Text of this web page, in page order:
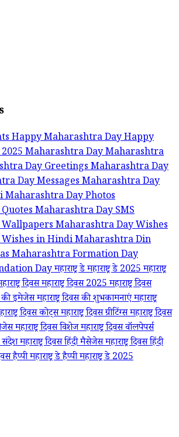
Happy Maharashtra DayHappy
Maharashtra DayMaharashtra
Day GreetingsMaharashtra Day
Day MessagesMaharashtra Day
Maharashtra Day Photos
Maharashtra Day SMS
WallpapersMaharashtra Day Wishes
in HindiMaharashtra Din
Maharashtra Formation Day
Dayमहाराष्ट्र डेमहाराष्ट्र डे 2025महाराष्ट्र
दिवसमहाराष्ट्र दिवस 2025महाराष्ट्र दिवस
की इमेजेसमहाराष्ट्र दिवस की शुभकामनाएंमहाराष्ट्र
दिवस कोट्समहाराष्ट्र दिवस ग्रीटिंग्समहाराष्ट्र दिवस
महाराष्ट्र दिवस विशेजमहाराष्ट्र दिवस वॉलपेपर्स
संदेशमहाराष्ट्र दिवस हिंदी मैसेजेसमहाराष्ट्र दिवस हिंदी
हैप्पी महाराष्ट्र डेहैप्पी महाराष्ट्र डे 2025